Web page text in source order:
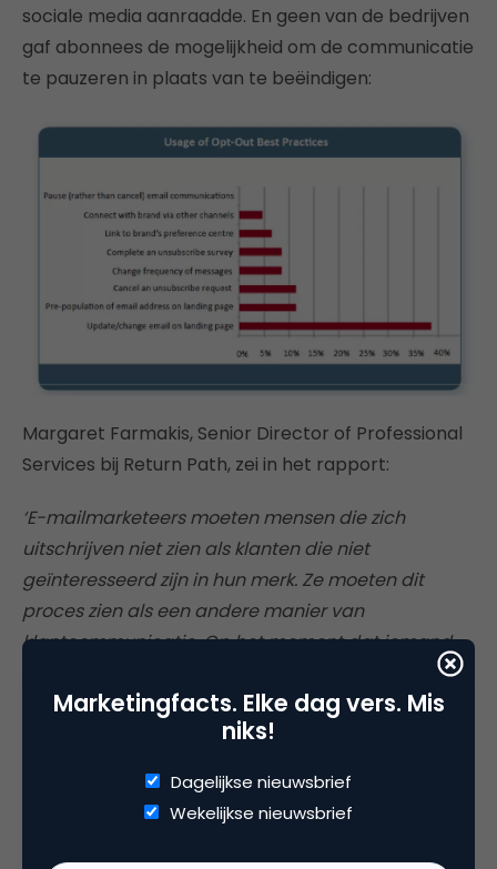
sociale media aanraadde. En geen van de bedrijven
gaf abonnees de mogelijkheid om de communicatie
te pauzeren in plaats van te beëindigen:
Margaret Farmakis, Senior Director of Professional
Services bij Return Path, zei in het rapport:
‘E-mailmarketeers moeten mensen die zich
uitschrijven niet zien als klanten die niet
geïnteresseerd zijn in hun merk. Ze moeten dit
proces zien als een andere manier van
klantcommunicatie. Op het moment dat iemand
zich uitschrijft, hebben merken een grote kans om
toch hun klanten te behouden door het aanbieden
van alternatieve communicatiekanalen.’
In juni 2012 zijn, op initiatief van de DDMA, voor het
eerst Nederlandse e-mail statistieken
Marketingfacts. Elke dag vers. Mis
niks!
Dagelijkse nieuwsbrief
Wekelijkse nieuwsbrief